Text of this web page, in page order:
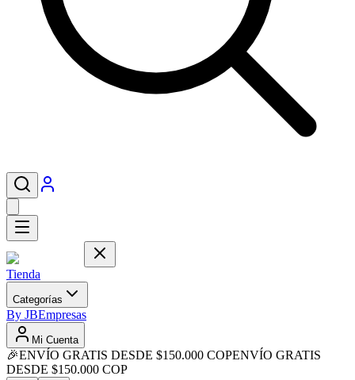
Tienda
Categorías
By JBEmpresas
Mi Cuenta
🎉ENVÍO GRATIS DESDE $150.000 COPENVÍO GRATIS
DESDE $150.000 COP